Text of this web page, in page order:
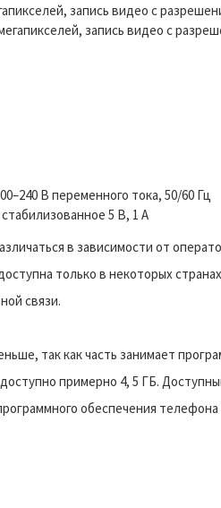
запись видео с
запись видео с
В переменного тока, 50/60 Гц
5 В, 1 А
в зависимости от
только в некоторых
связи.
так как часть занимает
примерно 4, 5 ГБ.
обеспечения